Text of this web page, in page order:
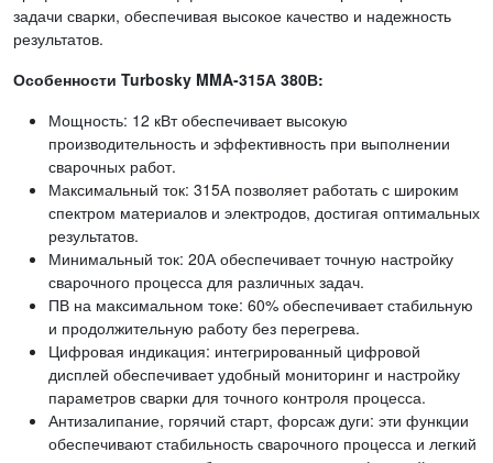
задачи сварки, обеспечивая высокое качество и надежность
результатов.
Особенности Turbosky MMA-315А 380В:
Мощность: 12 кВт обеспечивает высокую
производительность и эффективность при выполнении
сварочных работ.
Максимальный ток: 315А позволяет работать с широким
спектром материалов и электродов, достигая оптимальных
результатов.
Минимальный ток: 20А обеспечивает точную настройку
сварочного процесса для различных задач.
ПВ на максимальном токе: 60% обеспечивает стабильную
и продолжительную работу без перегрева.
Цифровая индикация: интегрированный цифровой
дисплей обеспечивает удобный мониторинг и настройку
параметров сварки для точного контроля процесса.
Антизалипание, горячий старт, форсаж дуги: эти функции
обеспечивают стабильность сварочного процесса и легкий